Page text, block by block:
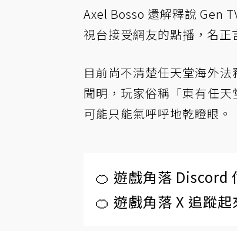
Axel Bosso 還解釋說 Gen
視台接受網友的點播，名正
目前尚不清楚任天堂海外
聞明，玩家俗稱「東有任天
可能只能氣呼呼地乾瞪眼。
🍊 遊戲角落 Discord
🍊 遊戲角落 X 追蹤起